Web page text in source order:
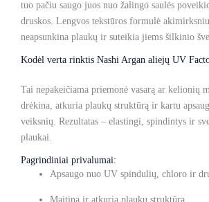
tuo pačiu saugo juos nuo žalingo saulės
druskos. Lengvos tekstūros formulė
neapsunkina plaukų ir suteikia jiems šilkinio
Kodėl verta rinktis Nashi Argan aliejų UV
Tai nepakeičiama priemonė vasarą ar kelionių
drėkina, atkuria plaukų struktūrą ir kartu
veiksnių. Rezultatas – elastingi, spindintys ir
plaukai.
Pagrindiniai privalumai:
Apsaugo nuo UV spindulių, chloro ir
Maitina ir atkuria plaukų struktūrą